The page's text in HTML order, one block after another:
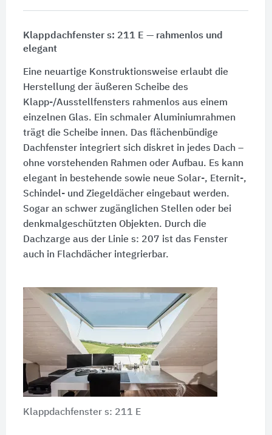
Klappdachfenster s: 211 E — rahmenlos und
elegant
Eine neuartige Konstruktionsweise erlaubt die
Herstellung der äußeren Scheibe des
Klapp-/Ausstellfensters rahmenlos aus einem
einzelnen Glas. Ein schmaler Aluminiumrahmen
trägt die Scheibe innen. Das flächenbündige
Dachfenster integriert sich diskret in jedes Dach –
ohne vorstehenden Rahmen oder Aufbau. Es kann
elegant in bestehende sowie neue Solar-, Eternit-,
Schindel- und Ziegeldächer eingebaut werden.
Sogar an schwer zugänglichen Stellen oder bei
denkmalgeschützten Objekten. Durch die
Dachzarge aus der Linie s: 207 ist das Fenster
auch in Flachdächer integrierbar.
Klappdachfenster s: 211 E